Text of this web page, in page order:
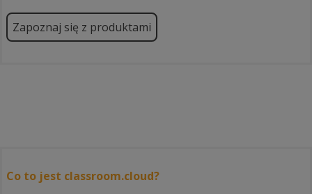
Zapoznaj się z produktami
Co to jest classroom.cloud?